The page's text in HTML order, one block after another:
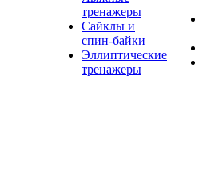
тренажеры
Сайклы и
спин-байки
Эллиптические
тренажеры